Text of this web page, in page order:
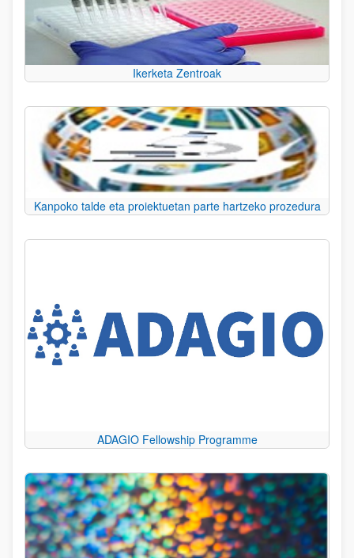
Ikerketa Zentroak
Kanpoko talde eta proiektuetan parte hartzeko prozedura
ADAGIO Fellowship Programme